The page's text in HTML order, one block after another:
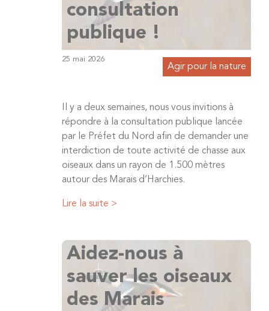
consultation
publique !
25 mai 2026
Agir pour la nature
Il y a deux semaines, nous vous invitions à
répondre à la consultation publique lancée
par le Préfet du Nord afin de demander une
interdiction de toute activité de chasse aux
oiseaux dans un rayon de 1.500 mètres
autour des Marais d’Harchies.
Lire la suite >
Aidez-nous à
sauver les oiseaux
des Marais